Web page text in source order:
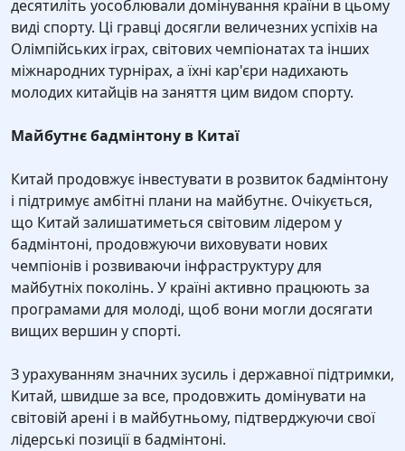
десятиліть уособлювали домінування країни в цьому
виді спорту. Ці гравці досягли величезних успіхів на
Олімпійських іграх, світових чемпіонатах та інших
міжнародних турнірах, а їхні кар'єри надихають
молодих китайців на заняття цим видом спорту.
Майбутнє бадмінтону в Китаї
Китай продовжує інвестувати в розвиток бадмінтону
і підтримує амбітні плани на майбутнє. Очікується,
що Китай залишатиметься світовим лідером у
бадмінтоні, продовжуючи виховувати нових
чемпіонів і розвиваючи інфраструктуру для
майбутніх поколінь. У країні активно працюють за
програмами для молоді, щоб вони могли досягати
вищих вершин у спорті.
З урахуванням значних зусиль і державної підтримки,
Китай, швидше за все, продовжить домінувати на
світовій арені і в майбутньому, підтверджуючи свої
лідерські позиції в бадмінтоні.